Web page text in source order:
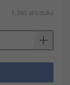
1,363 zł/sztuka